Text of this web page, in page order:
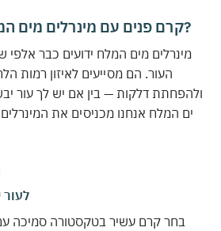
קרם פנים עם מינרלים מים המלח — למה זה שונה?
מינרלים מים המלח ידועים כבר אלפי
העור. הם מסייעים לאיזון רמות
ולהפחתת דלקות — בין אם יש לך עור
ים המלח אנחנו מכניסים את
בחר קרם עשיר בטקסטורה סמיכה